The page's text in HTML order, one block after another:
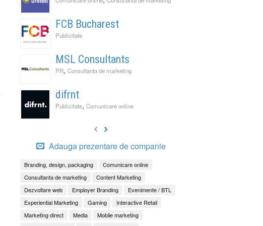
FCB Bucharest
Publicitate
MSL Consultants
PR, Consultanta de marketing
difrnt
Publicitate, Comunicare online
Adauga prezentare de companie
Branding, design, packaging
Comunicare online
Consultanta de marketing
Content Marketing
Dezvoltare web
Employer Branding
Evenimente / BTL
Experiential Marketing
Gaming
Interactive Retail
Marketing direct
Media
Mobile marketing